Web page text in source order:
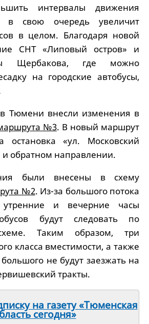
интервалы движения
в свою очередь увеличит
в целом. Благодаря новой
СНТ «Липовый остров» и
Щербакова, где можно
на городские автобусы,
Тюмени внесли изменения в
№3. В новый маршрут
остановка «ул. Московский
и обратном направлении.
были внесены в схему
№2. Из-за большого потока
и вечерние часы
будут следовать по
Таким образом, три
класса вместимости, а также
не будут заезжать на
тракты.
на газету «Тюменская
сегодня»